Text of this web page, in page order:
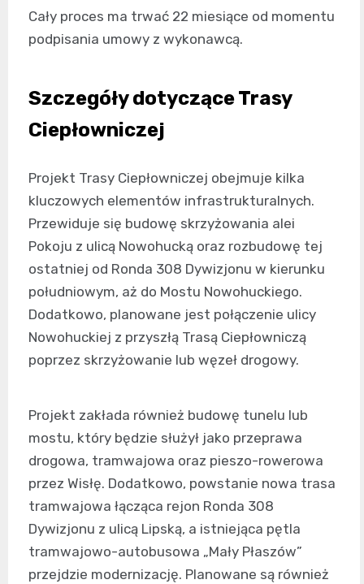
Cały proces ma trwać 22 miesiące od momentu
podpisania umowy z wykonawcą.
Szczegóły dotyczące Trasy
Ciepłowniczej
Projekt Trasy Ciepłowniczej obejmuje kilka
kluczowych elementów infrastrukturalnych.
Przewiduje się budowę skrzyżowania alei
Pokoju z ulicą Nowohucką oraz rozbudowę tej
ostatniej od Ronda 308 Dywizjonu w kierunku
południowym, aż do Mostu Nowohuckiego.
Dodatkowo, planowane jest połączenie ulicy
Nowohuckiej z przyszłą Trasą Ciepłowniczą
poprzez skrzyżowanie lub węzeł drogowy.
Projekt zakłada również budowę tunelu lub
mostu, który będzie służył jako przeprawa
drogowa, tramwajowa oraz pieszo-rowerowa
przez Wisłę. Dodatkowo, powstanie nowa trasa
tramwajowa łącząca rejon Ronda 308
Dywizjonu z ulicą Lipską, a istniejąca pętla
tramwajowo-autobusowa „Mały Płaszów”
przejdzie modernizację. Planowane są również